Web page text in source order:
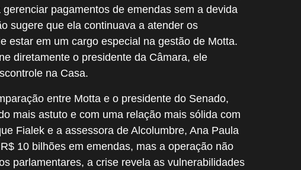
pagamentos de emendas sem a devida
sugere que ela continuava a atender os
estar em um cargo especial na gestão de Motta.
diretamente o presidente da Câmara, ele
na Casa.
entre Motta e o presidente do Senado,
mais astuto e com uma relação mais sólida com
Fialek e a assessora de Alcolumbre, Ana Paula
10 bilhões em emendas, mas a operação não
parlamentares, a crise revela as vulnerabilidades